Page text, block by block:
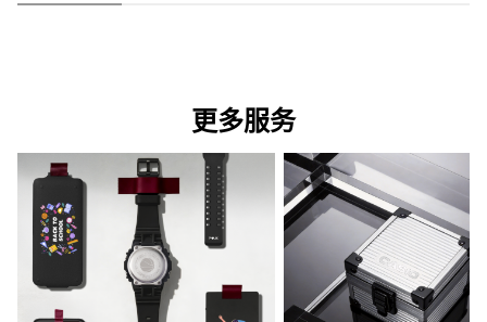
更多服务